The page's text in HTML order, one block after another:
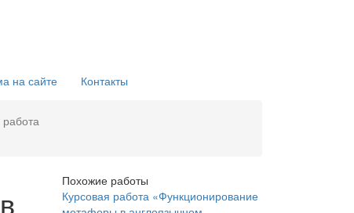
на сайте Контакты
Похожие работы
Курсовая работа «Функционирование